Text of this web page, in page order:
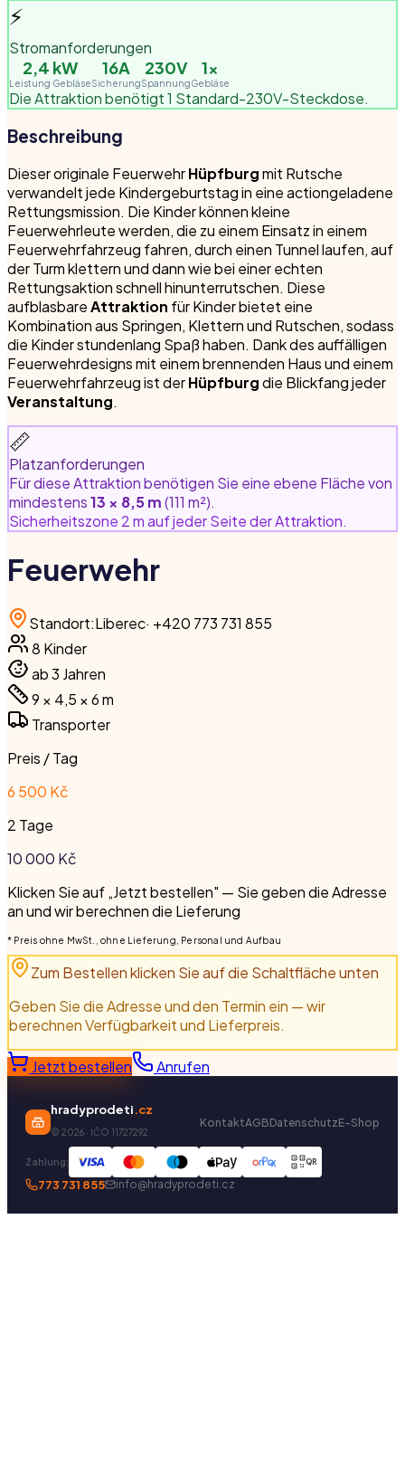
⚡
Stromanforderungen
2,4 kW
Leistung Gebläse
16A
Sicherung
230V
Spannung
1×
Gebläse
Die Attraktion benötigt 1 Standard-230V-Steckdose.
Beschreibung
Dieser originale FeuerwehrHüpfburgmit Rutsche
verwandelt jede Kindergeburtstag in eine actiongeladene
Rettungsmission. Die Kinder können kleine
Feuerwehrleute werden, die zu einem Einsatz in einem
Feuerwehrfahrzeug fahren, durch einen Tunnel laufen, auf
der Turm klettern und dann wie bei einer echten
Rettungsaktion schnell hinunterrutschen. Diese
aufblasbareAttraktion für Kinder bietet eine
Kombination aus Springen, Klettern und Rutschen, sodass
die Kinder stundenlang Spaß haben. Dank des auffälligen
Feuerwehrdesigns mit einem brennenden Haus und einem
Feuerwehrfahrzeug ist derHüpfburgdie Blickfang jeder
Veranstaltung.
📏
Platzanforderungen
Für diese Attraktion benötigen Sie eine ebene Fläche von
mindestens13 × 8,5 m(111 m²).
Sicherheitszone 2 m auf jeder Seite der Attraktion.
Feuerwehr
Standort:Liberec· +420 773 731 855
8 Kinder
ab 3 Jahren
9 × 4,5 × 6m
Transporter
Preis / Tag
6 500 Kč
2 Tage
10 000 Kč
Klicken Sie auf „Jetzt bestellen" — Sie geben die Adresse
an und wir berechnen die Lieferung
* Preis ohne MwSt., ohne Lieferung, Personal und Aufbau
Zum Bestellen klicken Sie auf die Schaltfläche unten
Geben Sie die Adresse und den Termin ein — wir
berechnen Verfügbarkeit und Lieferpreis.
Jetzt bestellen Anrufen
hradyprodeti.cz
© 2026 · IČO 11727292
KontaktAGBDatenschutzE-Shop
Zahlung: QR
773 731 855 info@hradyprodeti.cz